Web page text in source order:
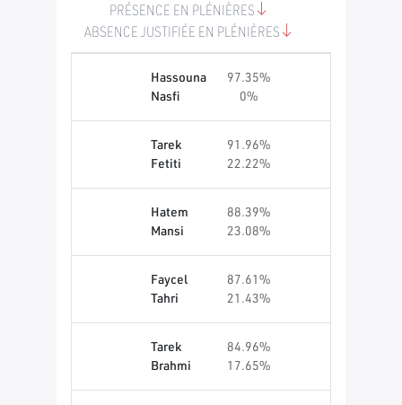
PRÉSENCE EN PLÉNIÈRES
ABSENCE JUSTIFIÉE EN PLÉNIÈRES
Hassouna
Nasfi
97.35%
0%
Tarek
Fetiti
91.96%
22.22%
Faycel
Tahri
87.61%
21.43%
Hatem
Mansi
88.39%
23.08%
Tarek
Brahmi
84.96%
17.65%